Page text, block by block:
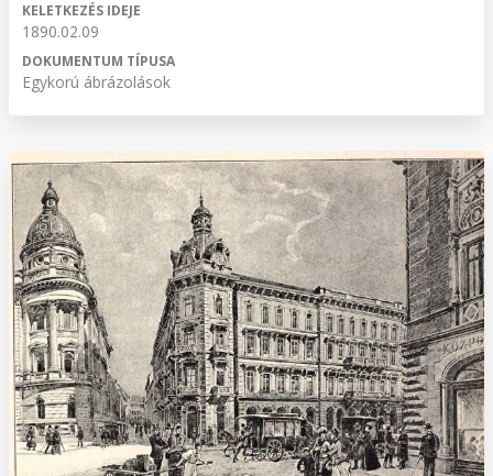
KELETKEZÉS IDEJE
1890.02.09
DOKUMENTUM TÍPUSA
Egykorú ábrázolások